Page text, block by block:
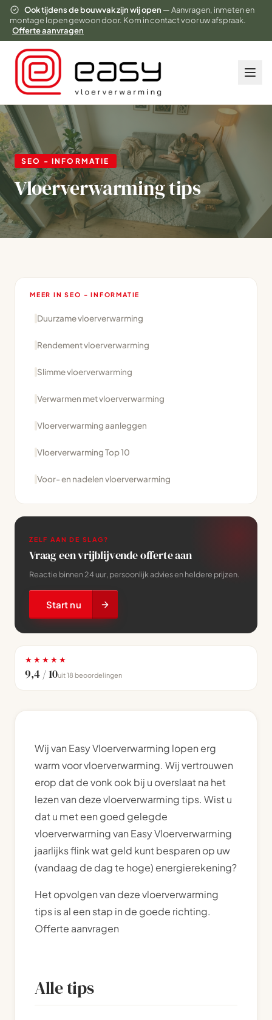
Ook tijdens de bouwvak zijn wij open — Aanvragen, inmeten en
montage lopen gewoon door. Kom in contact voor uw afspraak.
Offerte aanvragen
SEO - INFORMATIE
Vloerverwarming tips
MEER IN SEO - INFORMATIE
Duurzame vloerverwarming
Rendement vloerverwarming
Slimme vloerverwarming
Verwarmen met vloerverwarming
Vloerverwarming aanleggen
Vloerverwarming Top 10
Voor- en nadelen vloerverwarming
ZELF AAN DE SLAG?
Vraag een vrijblijvende offerte aan
Reactie binnen 24 uur, persoonlijk advies en heldere prijzen.
Start nu
★★★★★
9,4 / 10uit 18 beoordelingen
Wij van Easy Vloerverwarming lopen erg
warm voor vloerverwarming. Wij vertrouwen
erop dat de vonk ook bij u overslaat na het
lezen van deze vloerverwarming tips. Wist u
dat u met een goed gelegde
vloerverwarming van Easy Vloerverwarming
jaarlijks flink wat geld kunt besparen op uw
(vandaag de dag te hoge) energierekening?
Het opvolgen van deze vloerverwarming
tips is al een stap in de goede richting.
Offerte aanvragen
Alle tips